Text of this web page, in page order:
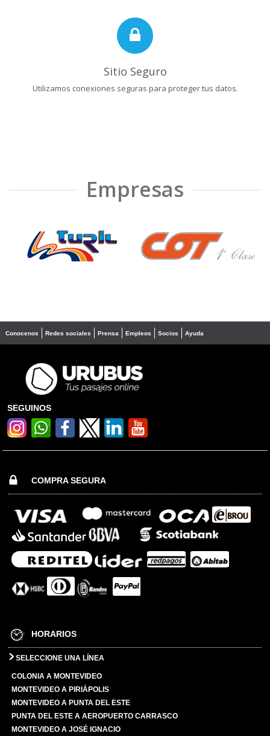
Sitio Seguro
Utilizamos conexiones seguras para proteger tus datos.
Empresas
❮ ❯
Conocenos Redes sociales Prensa Empleos Socios Ayuda
SEGUINOS
COMPRA SEGURA
HORARIOS
SELECCIONE UNA LÍNEA
COLONIA A MONTEVIDEO
MONTEVIDEO A PIRIÁPOLIS
MONTEVIDEO A PUNTA DEL ESTE
PUNTA DEL ESTE A AEROPUERTO CARRASCO
MONTEVIDEO A JOSÉ IGNACIO